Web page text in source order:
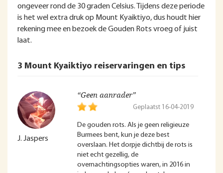
ongeveer rond de 30 graden Celsius. Tijdens deze periode
is het wel extra druk op Mount Kyaiktiyo, dus houdt hier
rekening mee en bezoek de Gouden Rots vroeg of juist
laat.
3 Mount Kyaiktiyo reiservaringen en tips
J. Jaspers
“Geen aanrader”
Geplaatst 16-04-2019
De gouden rots. Als je geen religieuze
Burmees bent, kun je deze best
overslaan. Het dorpje dichtbij de rots is
niet echt gezellig, de
overnachtingsopties waren, in 2016 in